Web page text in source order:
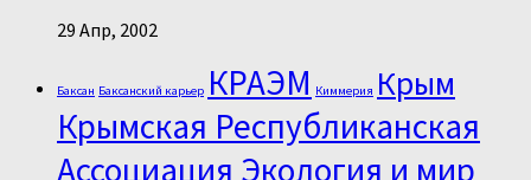
29 Апр, 2002
Баксан Баксанский карьер КРАЭМ Киммерия Крым
Крымская Республиканская
Ассоциация Экология и мир